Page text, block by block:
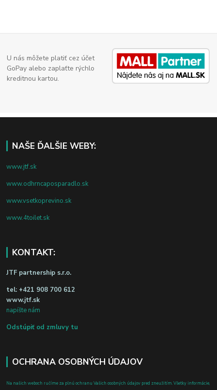
U nás môžete platiť cez účet
GoPay alebo zaplaťte rýchlo
kreditnou kartou.
NAŠE ĎALŠIE WEBY:
www.jtf.sk
www.odhrncaposparadlo.sk
www.vsetkoprevino.sk
www.4toilet.sk
KONTAKT:
JTF partnership s.r.o.
tel: +421 908 700 612
www.jtf.sk
napíšte nám
Odstúpiť od zmluvy tu
OCHRANA OSOBNÝCH ÚDAJOV
Na našich weboch ručíme za plnú ochranu Vašich osobných údajov pred zneužitím. Všetky informácie,